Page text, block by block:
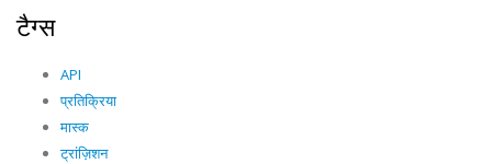
टैग्स
API
प्रतिक्रिया
मास्क
ट्रांज़िशन